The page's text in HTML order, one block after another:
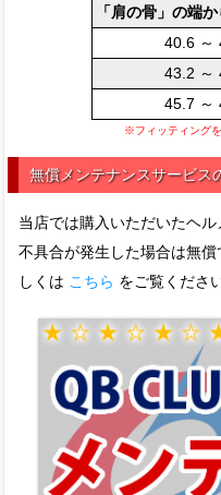
「肩の骨」の端
40.6 ～
43.2 ～
45.7 ～
※フィッティング
無償メンテナンスサービス
当店では購入いただいたヘ
不具合が発生した場合は無
しくは こちら をご覧くださ